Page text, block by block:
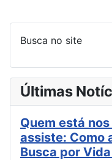
Busca no site
Últimas
Quem está
assiste: Como
Busca por